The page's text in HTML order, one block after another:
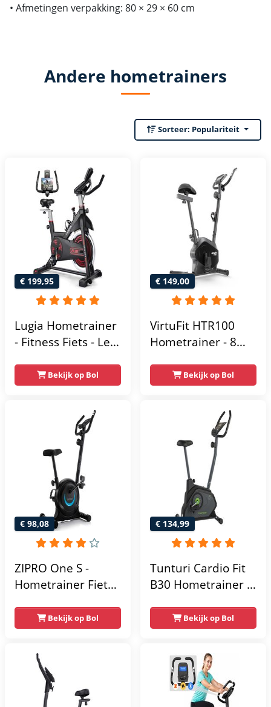
• Afmetingen verpakking: 80 × 29 × 60 cm
Andere hometrainers
Sorteer: Populariteit
€ 199,95
Lugia Hometrainer
- Fitness Fiets - Led
Verstelbaar Zadel -
0-100% weerstand
Hartslagfunctie -
Max 130kg -
Extreem Stil
Bekijk op Bol
€ 149,00
VirtuFit HTR100
Hometrainer - 8
Weerstandniveau's
- Verstelbaar zadel
Tablethouder -
Max. 120 kg
Gebruikersgewicht
- Fitnessfiets
Bekijk op Bol
€ 98,08
ZIPRO One S -
Hometrainer Fiets -
Magnetische Fiets -
Hartslagsensoren -
Gemakkelijk te
transporteren -
Antislippedalen -
Homegym -
Bekijk op Bol
€ 134,99
Tunturi Cardio Fit
B30 Hometrainer -
weerstandsniveaus
- Tablethouder -
Hartslagfunctie en
transportwielen
Bekijk op Bol